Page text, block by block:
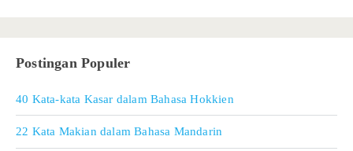
Postingan Populer
40 Kata-kata Kasar dalam Bahasa Hokkien
22 Kata Makian dalam Bahasa Mandarin